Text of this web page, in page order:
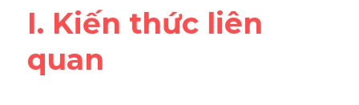
Environment
I. Kiến thức liên
quan